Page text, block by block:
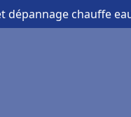
dépannage chauffe